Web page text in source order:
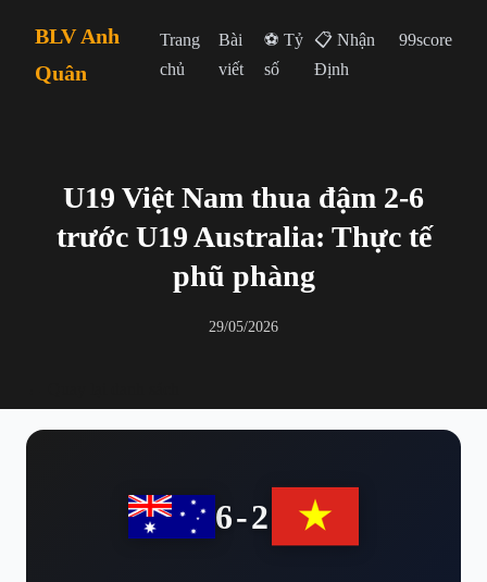
BLV Anh
Quân
Trang
chủ
Bài
viết
⚽ Tỷ
số
📋 Nhận
Định
99score
U19 Việt Nam thua đậm 2-6
trước U19 Australia: Thực tế
phũ phàng
29/05/2026
6-2